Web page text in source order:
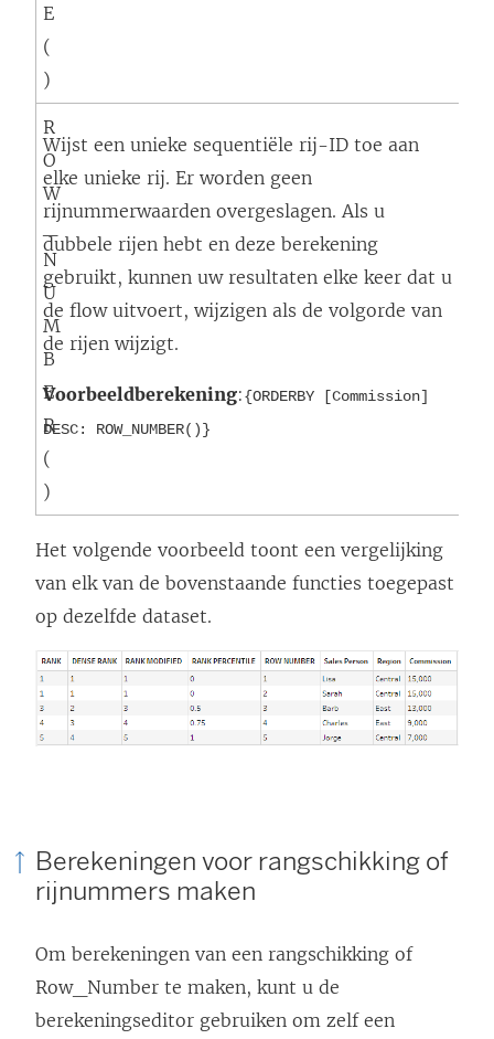
E
(
)
R
O
W
_
N
U
M
B
E
R
(
)
Wijst een unieke sequentiële rij-ID toe aan
elke unieke rij. Er worden geen
rijnummerwaarden overgeslagen. Als u
dubbele rijen hebt en deze berekening
gebruikt, kunnen uw resultaten elke keer dat u
de flow uitvoert, wijzigen als de volgorde van
de rijen wijzigt.
Voorbeeldberekening:{ORDERBY [Commission]
DESC: ROW_NUMBER()}
Het volgende voorbeeld toont een vergelijking
van elk van de bovenstaande functies toegepast
op dezelfde dataset.
Berekeningen voor rangschikking of
rijnummers maken
Om berekeningen van een rangschikking of
Row_Number te maken, kunt u de
berekeningseditor gebruiken om zelf een